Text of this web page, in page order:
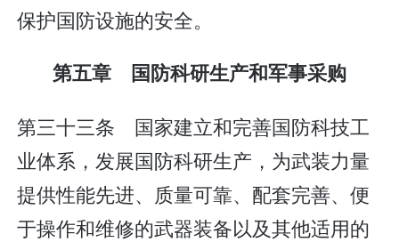
保护国防设施的安全。
第五章 国防科研生产和军事采购
第三十三条 国家建立和完善国防科技工
业体系，发展国防科研生产，为武装力量
提供性能先进、质量可靠、配套完善、便
于操作和维修的武器装备以及其他适用的